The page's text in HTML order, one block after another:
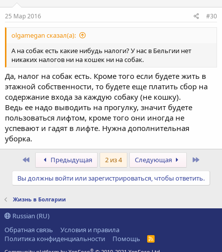
25 Мар 2016 #30
olgamegan сказал(а):
А на собак есть какие нибудь налоги? У нас в Бельгии нет
никаких налогов ни на кошек ни на собак.
Да, налог на собак есть. Кроме того если будете жить в
этажной собственности, то будете еще платить сбор на
содержание входа за каждую собаку (не кошку).
Ведь ее надо выводить на прогулку, значит будете
пользоваться лифтом, кроме того они иногда не
успевают и гадят в лифте. Нужна дополнительная
уборка.
ПервыйПредыдущая 2 из 4 Следующая
Вы должны войти или зарегистрироваться, чтобы ответить.
Жизнь в Болгарии
Russian (RU)
Обратная связь
Условия и правила
Политика конфиденциальности
Помощь
R
®